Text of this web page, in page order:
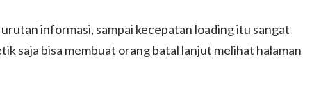
informasi, sampai kecepatan loading itu sangat
saja bisa membuat orang batal lanjut melihat halaman